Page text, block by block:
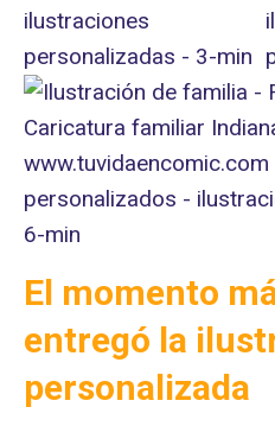
El momento
entregó la
personalizada